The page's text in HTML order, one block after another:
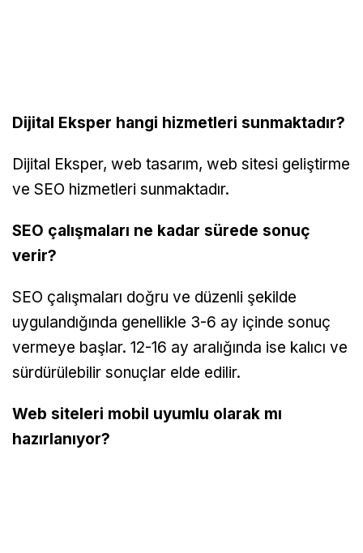
Dijital Eksper hangi hizmetleri sunmaktadır?
Dijital Eksper, web tasarım, web sitesi geliştirme
ve SEO hizmetleri sunmaktadır.
SEO çalışmaları ne kadar sürede sonuç
verir?
SEO çalışmaları doğru ve düzenli şekilde
uygulandığında genellikle 3-6 ay içinde sonuç
vermeye başlar. 12-16 ay aralığında ise kalıcı ve
sürdürülebilir sonuçlar elde edilir.
Web siteleri mobil uyumlu olarak mı
hazırlanıyor?